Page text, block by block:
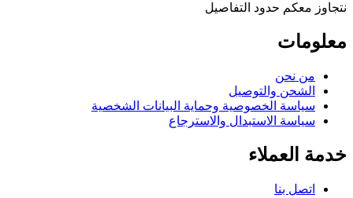
نتجاوز معكم حدود التفاصيل
معلومات
من نحن
الشحن والتوصيل
سياسة الخصوصية وحماية البيانات الشخصية
سياسة الاستبدال والاسترجاع
خدمة العملاء
اتصل بنا